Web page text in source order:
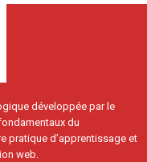
développée par le
du
pratique d’apprentissage et
web.